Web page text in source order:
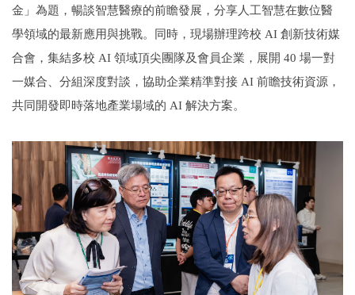
金」為題，暢談智慧醫療的前瞻發展，分享人工智慧在數位醫
學領域的最新應用與挑戰。同時，現場辦理跨校 AI 創新技術媒
合會，集結多校 AI 領域頂尖團隊及會員企業，展開 40 場一對
一媒合、分組深度對談，協助企業精準對接 AI 前瞻技術資源，
共同開發即時落地產業場域的 AI 解決方案。